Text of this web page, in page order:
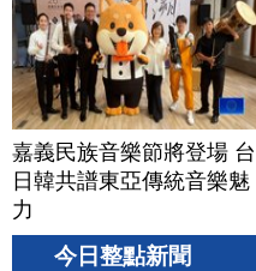
嘉義民族音樂節將登場 台
日韓共譜東亞傳統音樂魅
力
今日整點新聞